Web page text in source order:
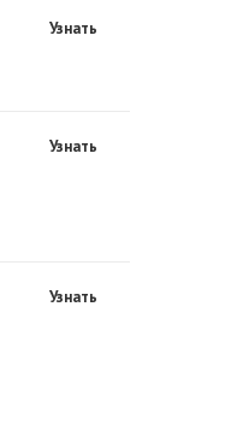
Узнать
Узнать
Узнать